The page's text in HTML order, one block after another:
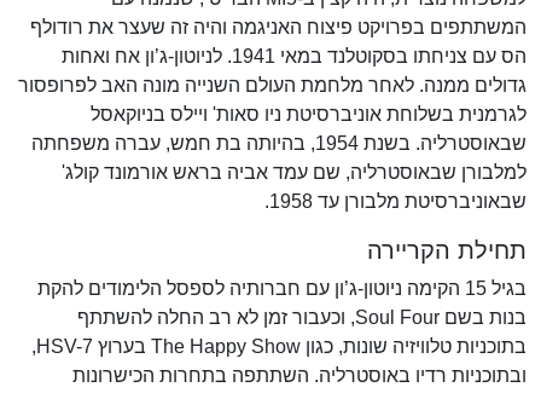
המשתתפים בפרויקט פיצוח האניגמה והיה זה שעצר את רודולף
הס עם צניחתו בסקוטלנד במאי 1941. לניוטון-ג’ון אח ואחות
גדולים ממנה. לאחר מלחמת העולם השנייה מונה האב לפרופסור
לגרמנית בשלוחת אוניברסיטת ניו סאות' ויילס בניוקאסל
שבאוסטרליה. בשנת 1954, בהיותה בת חמש, עברה משפחתה
למלבורן שבאוסטרליה, שם עמד אביה בראש אורמונד קולג'
שבאוניברסיטת מלבורן עד 1958.
תחילת הקריירה
בגיל 15 הקימה ניוטון-ג’ון עם חברותיה לספסל הלימודים להקת
בנות בשם Soul Four, וכעבור זמן לא רב החלה להשתתף
בתוכניות טלוויזיה שונות, כגון The Happy Show בערוץ HSV-7,
ובתוכניות רדיו באוסטרליה. השתתפה בתחרות הכישרונות